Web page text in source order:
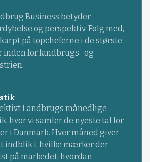
Business betyder
og perspektiv. Følg med,
på topcheferne i de største
inden for landbrugs- og
Landbrugs månedlige
hvor vi samler de nyeste tal for
i Danmark. Hver måned giver
indblik i, hvilke mærker der
på markedet, hvordan